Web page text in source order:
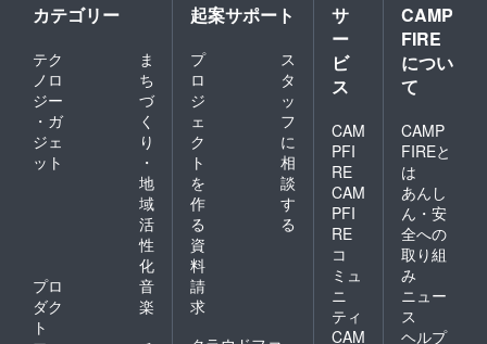
カテゴリー
テク
ノロ
ジー
・ガ
ジェ
ット
ま
ち
づ
く
り
・
地
域
活
性
化
プロ
ダク
ト
音
楽
起案サポート
プ
ロ
ジ
ェ
ク
ト
を
作
る
ス
タ
ッ
フ
に
相
談
す
る
資
料
請
求
サ
ー
ビ
ス
CAM
PFI
RE
CAM
PFI
RE
コ
ミュ
ニ
ティ
CAM
CAMP
FIRE
につい
て
CAMP
FIREと
は
あんし
ん・安
全への
取り組
み
ニュー
ス
ヘルプ